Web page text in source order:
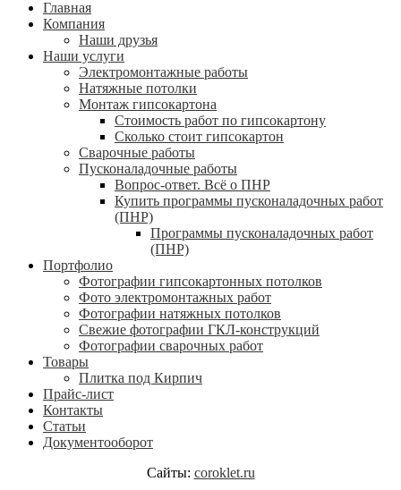
Главная
Компания
Наши друзья
Наши услуги
Электромонтажные работы
Натяжные потолки
Монтаж гипсокартона
Стоимость работ по гипсокартону
Сколько стоит гипсокартон
Сварочные работы
Пусконаладочные работы
Вопрос-ответ. Всё о ПНР
Купить программы пусконаладочных работ
(ПНР)
Программы пусконаладочных работ
(ПНР)
Портфолио
Фотографии гипсокартонных потолков
Фото электромонтажных работ
Фотографии натяжных потолков
Свежие фотографии ГКЛ-конструкций
Фотографии сварочных работ
Товары
Плитка под Кирпич
Прайс-лист
Контакты
Статьи
Документооборот
Сайты: coroklet.ru